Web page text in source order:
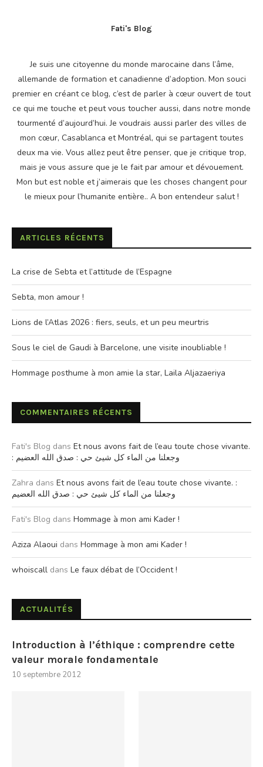
Fati's Blog
Je suis une citoyenne du monde marocaine dans l’âme,
allemande de formation et canadienne d’adoption. Mon souci
premier en créant ce blog, c’est de parler à cœur ouvert de tout
ce qui me touche et peut vous toucher aussi, dans notre monde
tourmenté d’aujourd’hui. Je voudrais aussi parler des villes de
mon cœur, Casablanca et Montréal, qui se partagent toutes
deux ma vie. Vous allez peut être penser, que je critique trop,
mais je vous assure que je le fait par amour et dévouement.
Mon but est noble et j’aimerais que les choses changent pour
le mieux pour l’humanite entière.. A bon entendeur salut !
ARTICLES RÉCENTS
La crise de Sebta et l’attitude de l’Espagne
Sebta, mon amour !
Lions de l’Atlas 2026 : fiers, seuls, et un peu meurtris
Sous le ciel de Gaudi à Barcelone, une visite inoubliable !
Hommage posthume à mon amie la star, Laila Aljazaeriya
COMMENTAIRES RÉCENTS
Fati's Blog dans Et nous avons fait de l’eau toute chose vivante.
: وجعلنا من الماء كل شيئ حي : صدق الله العضيم
Zahra dans Et nous avons fait de l’eau toute chose vivante. :
وجعلنا من الماء كل شيئ حي : صدق الله العضيم
Fati's Blog dans Hommage à mon ami Kader !
Aziza Alaoui dans Hommage à mon ami Kader !
whoiscall dans Le faux débat de l’Occident !
ACTUALITÉS
Introduction à l’éthique : comprendre cette
valeur morale fondamentale
10 septembre 2012